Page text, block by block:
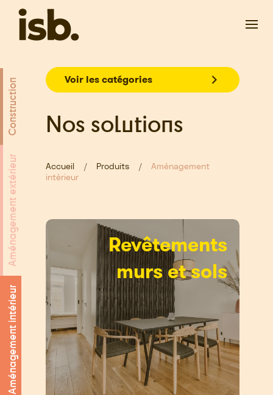
Passer au contenu principal
Voir les catégories
Construction
Aménagement extérieur
Aménagement intérieur
Nos solutions
Accueil Produits
Aménagement
intérieur
Revêtements
murs et sols